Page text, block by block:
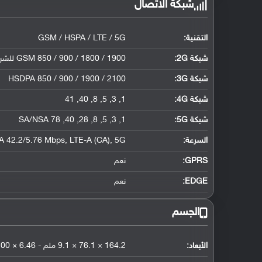
شبكة الاتصال
التقنية: GSM / HSPA / LTE / 5G
شبكة 2G: GSM 850 / 900 / 1800 / 1900 للشريحة الأولى والثانية
شبكة 3G :
HSDPA 850 / 900 / 1900 / 2100
شبكة 4G :
1, 3, 5, 8, 40, 41
شبكة 5G :
1, 3, 5, 8, 28, 40, 78 SA/NSA
السرعة: 42.2/5.76 Mbps, LTE-A (CA), 5G
GPRS: نعم
EDGE: نعم
الجسم
الأبعاد: 164.2 × 76.1 × 9.1 ملم - 6.46 × 3.00 × 0.32 إنش